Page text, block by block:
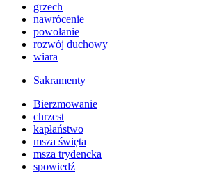
grzech
nawrócenie
powołanie
rozwój duchowy
wiara
Sakramenty
Bierzmowanie
chrzest
kapłaństwo
msza święta
msza trydencka
spowiedź